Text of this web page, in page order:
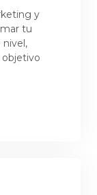
y
tu
nivel,